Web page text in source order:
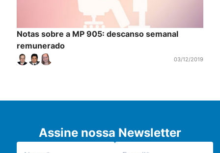
Notas sobre a MP 905: descanso semanal
remunerado
03/12/2019
Assine nossa Newsletter